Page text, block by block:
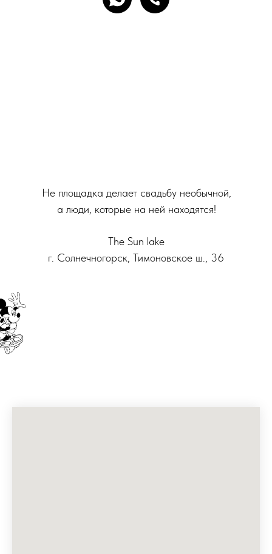
Не площадка делает свадьбу необычной,
а люди, которые на ней находятся!
The Sun lake
г. Солнечногорск, Тимоновское ш., 36